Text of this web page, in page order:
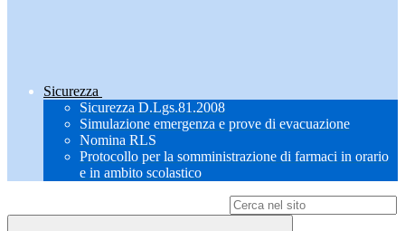
Sicurezza
Sicurezza D.Lgs.81.2008
Simulazione emergenza e prove di evacuazione
Nomina RLS
Protocollo per la somministrazione di farmaci in orario
e in ambito scolastico